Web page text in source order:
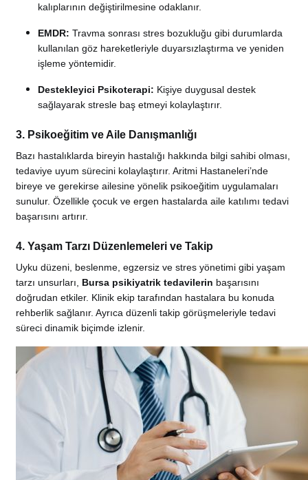
kalıplarının değiştirilmesine odaklanır.
EMDR: Travma sonrası stres bozukluğu gibi durumlarda
kullanılan göz hareketleriyle duyarsızlaştırma ve yeniden
işleme yöntemidir.
Destekleyici Psikoterapi: Kişiye duygusal destek
sağlayarak stresle baş etmeyi kolaylaştırır.
3. Psikoeğitim ve Aile Danışmanlığı
Bazı hastalıklarda bireyin hastalığı hakkında bilgi sahibi olması,
tedaviye uyum sürecini kolaylaştırır. Aritmi Hastaneleri’nde
bireye ve gerekirse ailesine yönelik psikoeğitim uygulamaları
sunulur. Özellikle çocuk ve ergen hastalarda aile katılımı tedavi
başarısını artırır.
4. Yaşam Tarzı Düzenlemeleri ve Takip
Uyku düzeni, beslenme, egzersiz ve stres yönetimi gibi yaşam
tarzı unsurları,
Bursa psikiyatrik tedavilerin başarısını
doğrudan etkiler. Klinik ekip tarafından hastalara bu konuda
rehberlik sağlanır. Ayrıca düzenli takip görüşmeleriyle tedavi
süreci dinamik biçimde izlenir.